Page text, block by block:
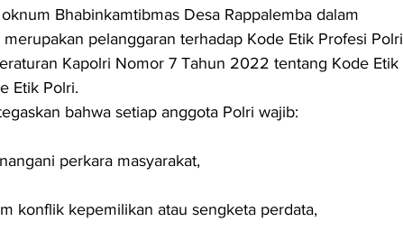
Bhabinkamtibmas Desa Rappalemba dalam
pelanggaran terhadap Kode Etik Profesi Polri
Kapolri Nomor 7 Tahun 2022 tentang Kode Etik
Etik Polri.
bahwa setiap anggota Polri wajib:
perkara masyarakat,
konflik kepemilikan atau sengketa perdata,